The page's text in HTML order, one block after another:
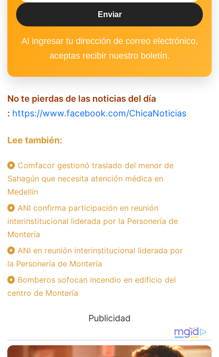
Al ingresar tu dirección de correo electrónico,
aceptas recibir nuestro boletín.
No te pierdas de las noticias del día
: https://www.facebook.com/ChicaNoticias
Lee también:
Comfacor gestionó traslado del menor de
Sahagún que necesita atención médica en
Medellín
ANI confirma participación en reunión
interinstitucional liderada por la Personería de
Montería
ANI en reunión interinstitucional liderada por
la Personería de Montería
Bomberos sofocan incendio en edificio del
centro de Montería
Publicidad